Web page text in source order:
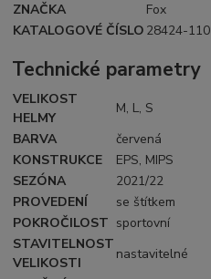
ZNAČKA
Fox
KATALOGOVÉ ČÍSLO 28424-110
Technické parametry
VELIKOST
HELMY
M, L, S
BARVA
červená
KONSTRUKCE
EPS, MIPS
SEZÓNA
2021/22
PROVEDENÍ
se štítkem
POKROČILOST sportovní
STAVITELNOST
VELIKOSTI
nastavitelné